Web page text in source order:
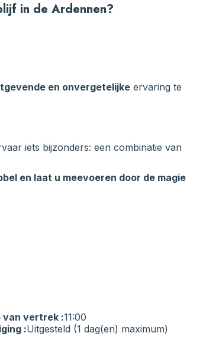
in de Ardennen?
en onvergetelijke ervaring te
iets bijzonders: een combinatie van
en laat u meevoeren door de magie
van vertrek :11:00
:Uitgesteld (1 dag(en) maximum)